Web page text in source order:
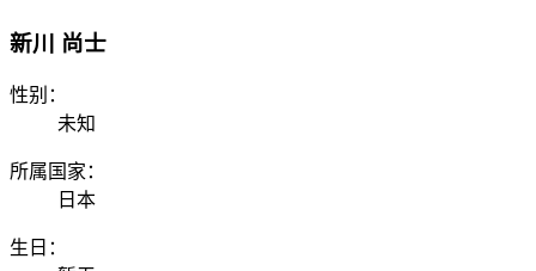
新川 尚士
性别：
未知
所属国家：
日本
生日：